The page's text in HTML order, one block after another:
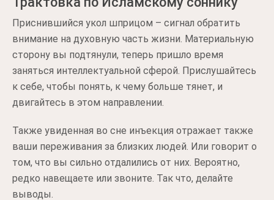
Приснившийся укол шприцом – сигнал обратить
внимание на духовную часть жизни. Материальную
сторону вы подтянули, теперь пришло время
заняться интеллектуальной сферой. Прислушайтесь
к себе, чтобы понять, к чему больше тянет, и
двигайтесь в этом направлении.
Также увиденная во сне инъекция отражает также
ваши переживания за близких людей. Или говорит о
том, что вы сильно отдалились от них. Вероятно,
редко навещаете или звоните. Так что, делайте
выводы.